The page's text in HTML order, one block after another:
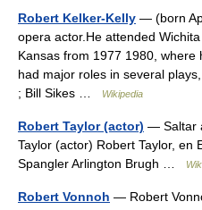
Robert Kelker-Kelly — (born
opera actor.He attended
Kansas from 1977 1980,
had major roles in several
; Bill Sikes …
Wikipedia
Robert Taylor (actor) — Saltar
Taylor (actor) Robert Taylor, en
Spangler Arlington Brugh …
Robert Vonnoh — Robert